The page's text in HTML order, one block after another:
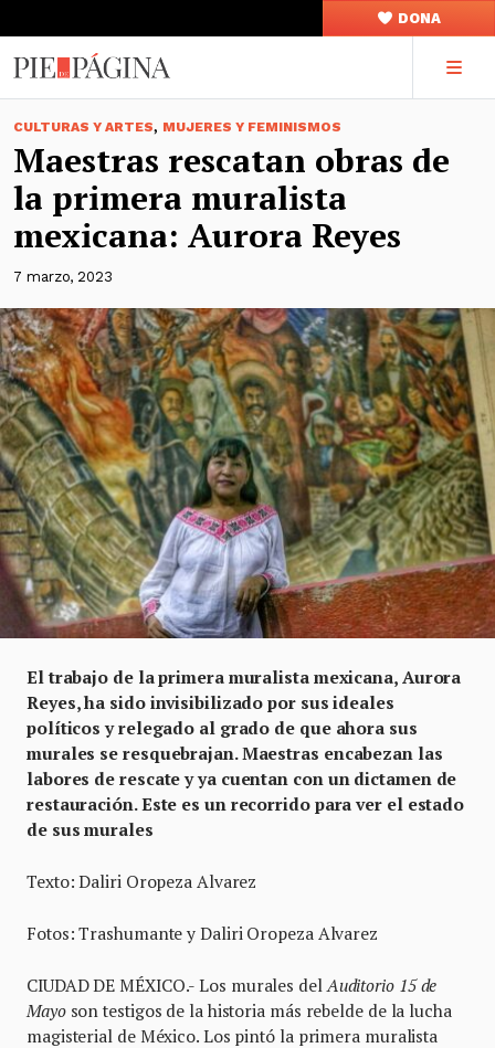
DONA
CULTURAS Y ARTES, MUJERES Y FEMINISMOS
Maestras rescatan obras de
la primera muralista
mexicana: Aurora Reyes
7 marzo, 2023
El trabajo de la primera muralista mexicana, Aurora
Reyes, ha sido invisibilizado por sus ideales
políticos y relegado al grado de que ahora sus
murales se resquebrajan. Maestras encabezan las
labores de rescate y ya cuentan con un dictamen de
restauración. Este es un recorrido para ver el estado
de sus murales
Texto: Daliri Oropeza Alvarez
Fotos: Trashumante y Daliri Oropeza Alvarez
CIUDAD DE MÉXICO.- Los murales del Auditorio 15 de
Mayoson testigos de la historia más rebelde de la lucha
magisterial de México. Los pintó la primera muralista